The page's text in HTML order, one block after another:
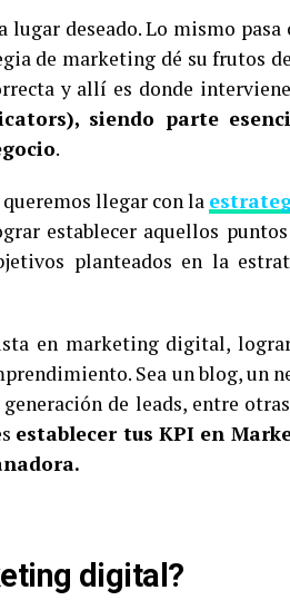
lugar deseado. Lo mismo
de marketing dé su frutos
y allí es donde
siendo parte
.
llegar con la
establecer aquellos
planteados en la
en marketing digital,
Sea un blog, un
de leads, entre
establecer tus KPI en
digital?